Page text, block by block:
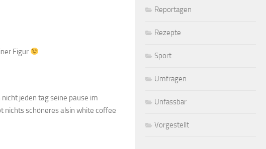
Figur
jeden tag seine pause im
nichts schöneres alsin white coffee
Reportagen
Rezepte
Sport
Umfragen
Unfassbar
Vorgestellt